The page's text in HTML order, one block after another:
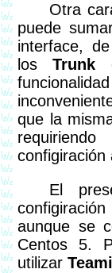
Otra
puede
interface,
losTrunk
que la
configiración
El presente artículo obedece a la
aunque se
Centos 5.
utilizar